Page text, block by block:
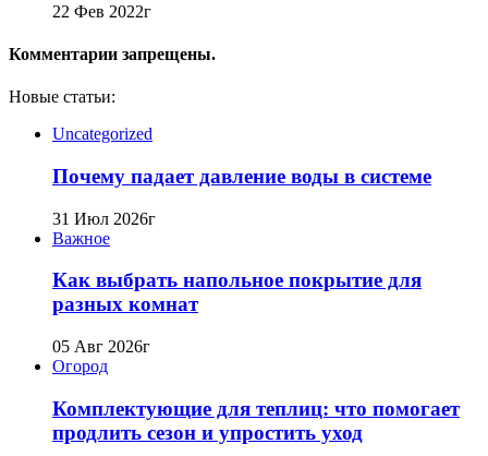
22 Фев 2022г
Комментарии запрещены.
Новые статьи:
Uncategorized
Почему падает давление воды в системе
31 Июл 2026г
Важное
Как выбрать напольное покрытие для
разных комнат
05 Авг 2026г
Огород
Комплектующие для теплиц: что помогает
продлить сезон и упростить уход